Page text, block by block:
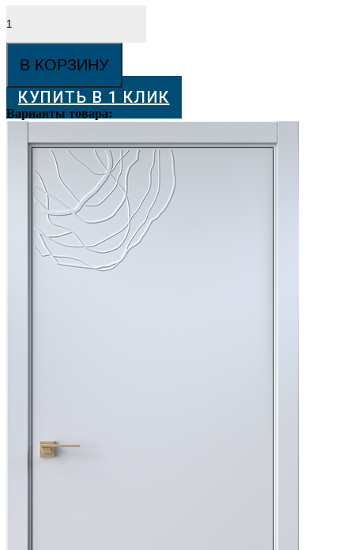
товара
Дверь
Рельеф
МНОГО
ЦВЕТОВ
НА
ВЫБОР
В КОРЗИНУ
КУПИТЬ В 1 КЛИК
Варианты товара: